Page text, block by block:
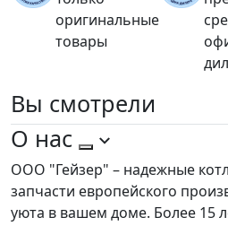
оригинальные
товары
Вы смотрели
О нас
ООО "Гейзер" – надежные
запчасти европейского
уюта в вашем доме. Более 15